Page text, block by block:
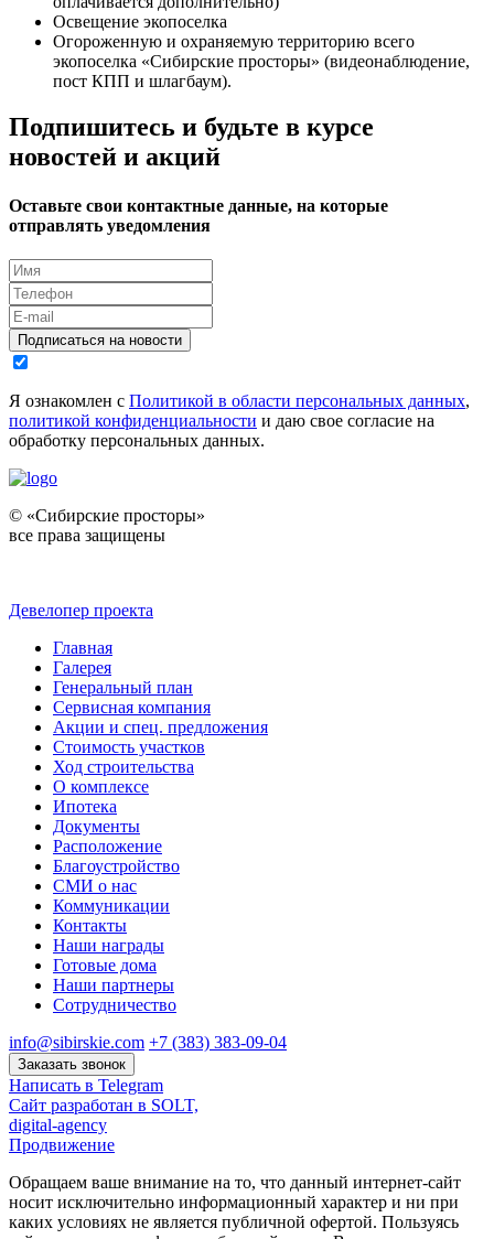
Освещение экопоселка
Огороженную и охраняемую территорию всего
экопоселка «Сибирские просторы» (видеонаблюдение,
пост КПП и шлагбаум).
Подпишитесь и будьте в курсе
новостей и акций
Оставьте свои контактные данные, на которые
отправлять уведомления
Подписаться на новости
Я ознакомлен с Политикой в области персональных данных,
политикой конфиденциальности и даю свое согласие на
обработку персональных данных.
© «Сибирские просторы»
все права защищены
Девелопер проекта
Главная
Галерея
Генеральный план
Сервисная компания
Акции и спец. предложения
Стоимость участков
Ход строительства
О комплексе
Ипотека
Документы
Расположение
Благоустройство
СМИ о нас
Коммуникации
Контакты
Наши награды
Готовые дома
Наши партнеры
Сотрудничество
info@sibirskie.com +7 (383) 383-09-04
Заказать звонок
Написать в Telegram
Сайт разработан в SOLT,
digital-agency
Продвижение
Обращаем ваше внимание на то, что данный интернет-сайт
носит исключительно информационный характер и ни при
каких условиях не является публичной офертой. Пользуясь